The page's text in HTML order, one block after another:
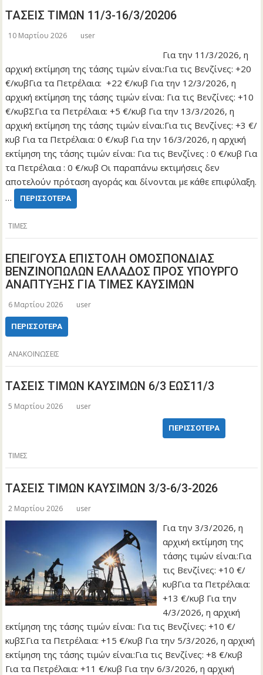
ΤΑΣΕΙΣ ΤΙΜΩΝ 11/3-16/3/20206
10 Μαρτίου 2026 user
Για την 11/3/2026, η
αρχική εκτίμηση της τάσης τιμών είναι:Για τις Βενζίνες: +20
€/κυβΓια τα Πετρέλαια: +22 €/κυβ Για την 12/3/2026, η
αρχική εκτίμηση της τάσης τιμών είναι: Για τις Βενζίνες: +10
€/κυβΣΓια τα Πετρέλαια: +5 €/κυβ Για την 13/3/2026, η
αρχική εκτίμηση της τάσης τιμών είναι:Για τις Βενζίνες: +3 €/
κυβ Για τα Πετρέλαια: 0 €/κυβ Για την 16/3/2026, η αρχική
εκτίμηση της τάσης τιμών είναι: Για τις Βενζίνες : 0 €/κυβ Για
τα Πετρέλαια : 0 €/κυβ Οι παραπάνω εκτιμήσεις δεν
αποτελούν πρόταση αγοράς και δίνονται με κάθε επιφύλαξη.
…
ΠΕΡΙΣΣΌΤΕΡΑ
ΤΙΜΕΣ
ΕΠΕΙΓΟΥΣΑ ΕΠΙΣΤΟΛΗ ΟΜΟΣΠΟΝΔΙΑΣ
ΒΕΝΖΙΝΟΠΩΛΩΝ ΕΛΛΑΔΟΣ ΠΡΟΣ ΥΠΟΥΡΓΟ
ΑΝΑΠΤΥΞΗΣ ΓΙΑ ΤΙΜΕΣ ΚΑΥΣΙΜΩΝ
6 Μαρτίου 2026 user
ΠΕΡΙΣΣΌΤΕΡΑ
ΑΝΑΚΟΙΝΩΣΕΙΣ
ΤΑΣΕΙΣ ΤΙΜΩΝ ΚΑΥΣΙΜΩΝ 6/3 ΕΩΣ11/3
5 Μαρτίου 2026 user
ΠΕΡΙΣΣΌΤΕΡΑ
ΤΙΜΕΣ
ΤΑΣΕΙΣ ΤΙΜΩΝ ΚΑΥΣΙΜΩΝ 3/3-6/3-2026
2 Μαρτίου 2026 user
Για την 3/3/2026, η
αρχική εκτίμηση της
τάσης τιμών είναι:Για
τις Βενζίνες: +10 €/
κυβΓια τα Πετρέλαια:
+13 €/κυβ Για την
4/3/2026, η αρχική
εκτίμηση της τάσης τιμών είναι: Για τις Βενζίνες: +10 €/
κυβΣΓια τα Πετρέλαια: +15 €/κυβ Για την 5/3/2026, η αρχική
εκτίμηση της τάσης τιμών είναι:Για τις Βενζίνες: +8 €/κυβ
Για τα Πετρέλαια: +11 €/κυβ Για την 6/3/2026, η αρχική